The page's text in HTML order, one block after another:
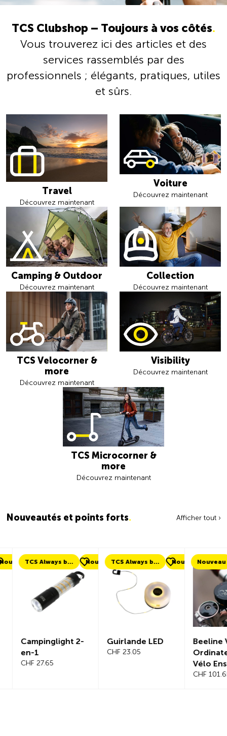
TCS Clubshop – Toujours à vos côtés.
Vous trouverez ici des articles et des
services rassemblés par des
professionnels ; élégants, pratiques, utiles
et sûrs.
Travel
Découvrez maintenant
Voiture
Découvrez maintenant
Camping & Outdoor
Découvrez maintenant
Collection
Découvrez maintenant
TCS Velocorner &
more
Découvrez maintenant
Visibility
Découvrez maintenant
TCS Microcorner &
more
Découvrez maintenant
Nouveautés et points forts. Afficher tout ›
TCS Always by my side Nouveau
Campinglight 2-
en-1
CHF 27.65
TCS Always by my side Nouveau
Guirlande LED
CHF 23.05
Nouveau
Beeline
Vélo
Complet
CHF 101.65